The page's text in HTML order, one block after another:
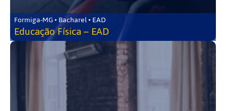
Formiga-MG • Bacharel • EAD
Educação Física – EAD